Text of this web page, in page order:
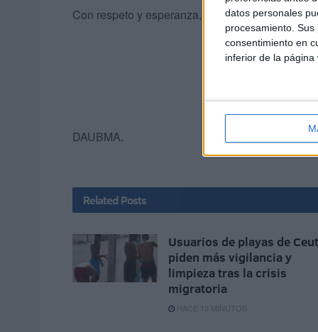
datos personales
procesamiento.
consentimiento en
inferior de la página
Con respeto y esperanza,
DAUBMA.
Related Posts
Usuarios de playas de
piden más vigilancia y
limpieza tras la crisis
migratoria
HACE 13 MINUTOS